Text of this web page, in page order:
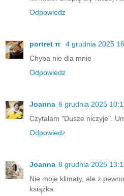
Odpowiedz
portret π
4 grudnia 2025
Chyba nie dla mnie
Odpowiedz
Joanna 6 grudnia 2025
Czytałam "Dusze niczyje".
Odpowiedz
Joanna 8 grudnia 2025
Nie moje klimaty, ale z
książka.